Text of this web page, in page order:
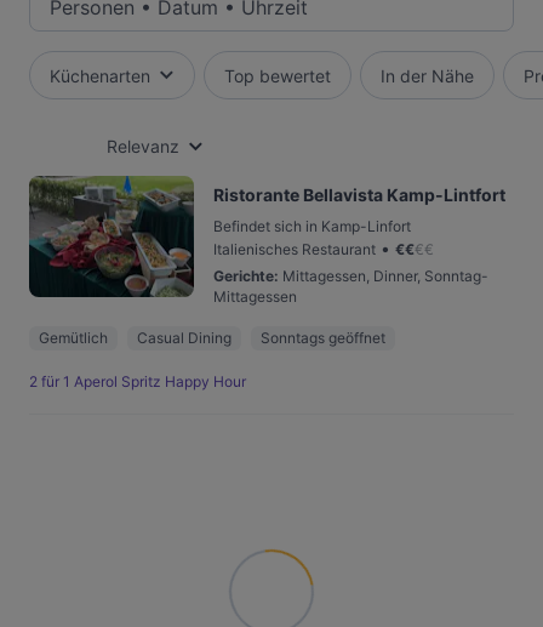
Personen • Datum • Uhrzeit
Küchenarten Top bewertet In der Nähe
Relevanz
Ristorante Bellavista Kamp-Lintfort
Befindet sich in Kamp-Linfort
Italienisches Restaurant • €€€€
Gerichte: Mittagessen, Dinner, Sonntag-
Mittagessen
Gemütlich Casual Dining Sonntags geöffnet
2 für 1 Aperol Spritz Happy Hour